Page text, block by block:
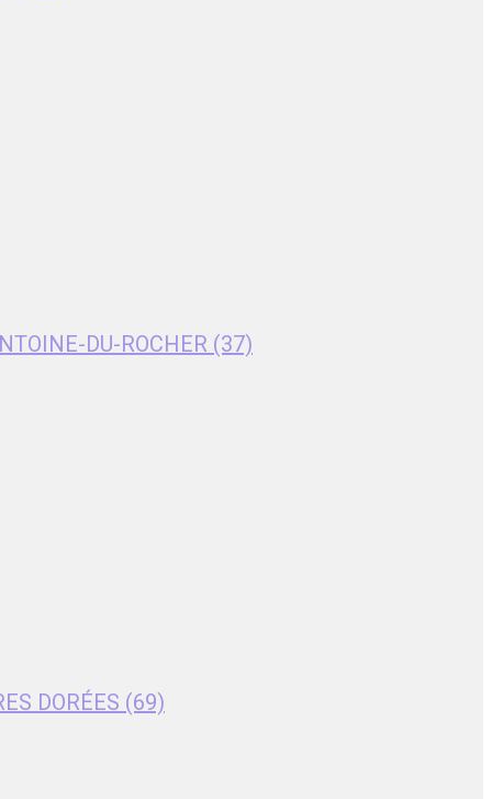
DU-ROCHER (37)
DORÉES (69)